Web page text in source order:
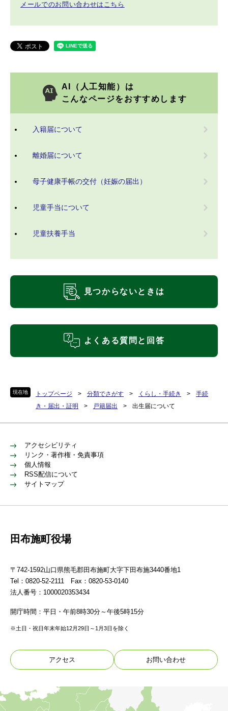
現在地 トップページ > 分類でさがす > くらし・手続き >
手続
き・届出・証明
> 戸籍届出 > 出生届について
メールでのお問い合わせはこちら
AI（人工知能）は
こんなページをおすすめします
入籍届について
離婚届について
母子健康手帳の交付（妊娠の届出）
児童手当について
児童扶養手当
見つからないときは
よくある質問と回答
アクセシビリティ
リンク・著作権・免責事項
個人情報
RSS配信について
サイトマップ
田布施町役場
〒742-1592山口県熊毛郡田布施町大字下田布施3440番地1
Tel：0820-52-2111 Fax：0820-53-0140
法人番号：1000020353434
開庁時間：平日・午前8時30分～午後5時15分
※土日・祝日年末年始12月29日～1月3日を除く
アクセス お問い合わせ